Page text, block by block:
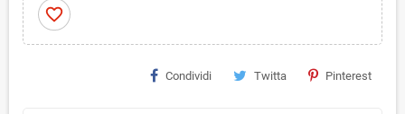
favorite_border
Condividi Twitta Pinterest